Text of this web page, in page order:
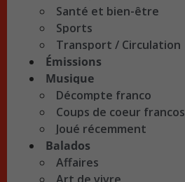
Santé et bien-être
Sports
Transport / Circulation
Émissions
Musique
Décompte franco
Coups de coeur francos
Joué récemment
Balados
Affaires